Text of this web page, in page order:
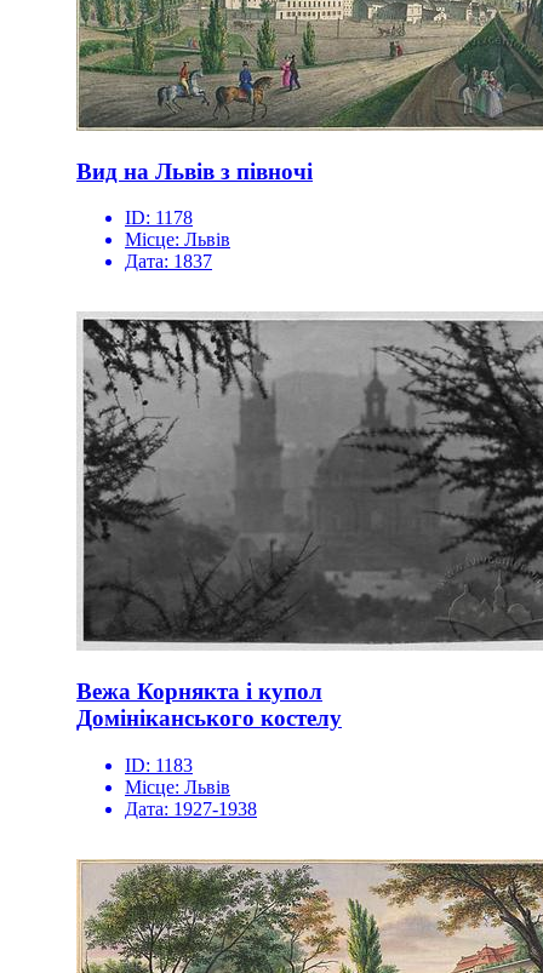
Вид на Львів з півночі
ID: 1178
Місце: Львів
Дата: 1837
Вежа Корнякта і купол
Домініканського костелу
ID: 1183
Місце: Львів
Дата: 1927-1938